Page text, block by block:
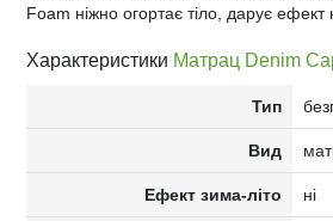
Foam ніжно огортає тіло, дарує ефект
Характеристики Матрац Denim
Тип
Вид
Ефект зима-літо ні